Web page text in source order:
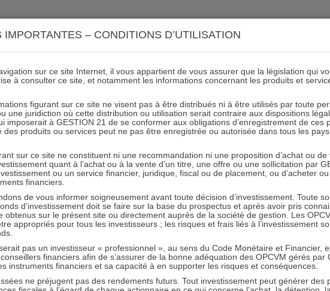
en 2026 selon Daniel Tondu et
gérants
20.12.2025 - Partagez l'article sur
Extrait de l’article d’Investir, le Journal des Finances
« Les gérants tablent sur une hausse de 10% »
gérants que nous avons interrogés sont confiants dans une poursuite de
européens l’an prochain. Les avis sont plus divergents pour Wall Street.
IMPORTANTES – CONDITIONS D’UTILISATION
sur ce site Internet, il vous appartient de vous assurer que la législation qui
à consulter ce site, et notamment les informations concernant les produits et
figurant sur ce site ne visent pas à être distribués ni à être utilisés par toute
une juridiction où cette distribution ou utilisation serait contraire aux dispositions
imposerait à GESTION 21 de se conformer aux obligations d’enregistrement de ces
des produits ou services peut ne pas être enregistrée ou autorisée dans tous les
sur ce site ne constituent ni une recommandation ni une proposition d’achat ou de
quant à l’achat ou à la vente d’un titre, une offre ou une sollicitation par
ou un service financier, juridique, fiscal ou de placement, ou d’acheter
financiers.
de vous informer soigneusement avant toute décision d’investissement. Toute
d’investissement doit se faire sur la base du prospectus et après avoir pris
obtenus sur le présent site ou directement auprès de la société de gestion. Les
appropriés pour tous les investisseurs ; les risques et frais liés à l’investissement
pas un investisseur « professionnel », au sens du Code Monétaire et Financier,
financiers afin de s’assurer de la bonne adéquation des OPCVM gérés par
instruments financiers et sa capacité à en supporter les risques et conséquences.
ne préjugent pas des rendements futurs. Tout investissement peut générer des